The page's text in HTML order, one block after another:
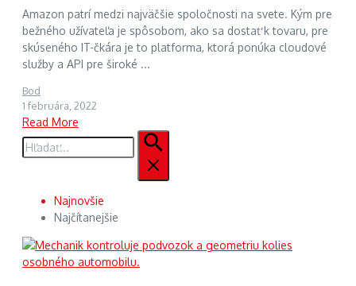
Amazon patrí medzi najväčšie spoločnosti na svete. Kým pre
bežného užívateľa je spôsobom, ako sa dostať k tovaru, pre
skúseného IT-čkára je to platforma, ktorá ponúka cloudové
služby a API pre široké ...
Bod
1 februára, 2022
Read More
Hľadať:
Najnovšie
Najčítanejšie